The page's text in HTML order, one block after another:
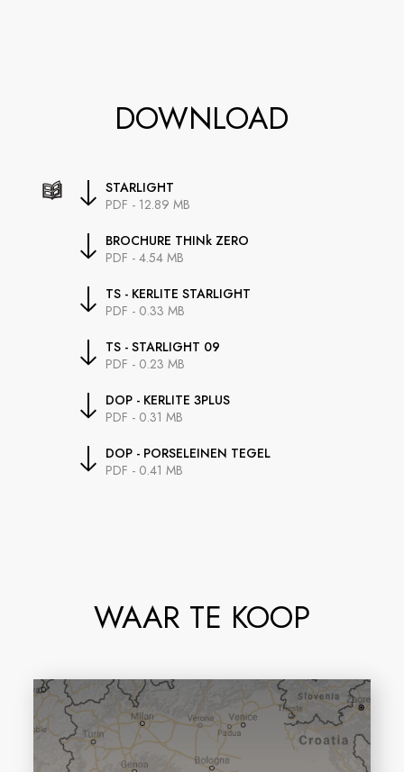
DOWNLOAD
STARLIGHT
PDF - 12.89 MB
BROCHURE THINk ZERO
PDF - 4.54 MB
TS - KERLITE STARLIGHT
PDF - 0.33 MB
TS - STARLIGHT 09
PDF - 0.23 MB
DOP - KERLITE 3PLUS
PDF - 0.31 MB
DOP - PORSELEINEN TEGEL
PDF - 0.41 MB
WAAR TE KOOP